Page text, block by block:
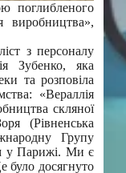
поглибленого
виробництва»,
з персоналу
Зубенко, яка
та розповіла
«Вераллія
скляної
(Рівненська
Групу
у Парижі. Ми є
було досягнуто